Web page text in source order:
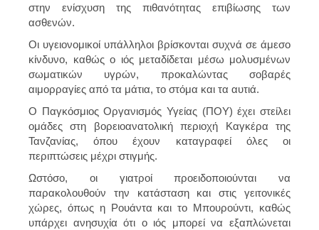
στην ενίσχυση της πιθανότητας επιβίωσης των
ασθενών.
Οι υγειονομικοί υπάλληλοι βρίσκονται συχνά σε άμεσο
κίνδυνο, καθώς ο ιός μεταδίδεται μέσω μολυσμένων
σωματικών υγρών, προκαλώντας σοβαρές
αιμορραγίες από τα μάτια, το στόμα και τα αυτιά.
Ο Παγκόσμιος Οργανισμός Υγείας (ΠΟΥ) έχει στείλει
ομάδες στη βορειοανατολική περιοχή Καγκέρα της
Τανζανίας, όπου έχουν καταγραφεί όλες οι
περιπτώσεις μέχρι στιγμής.
Ωστόσο, οι γιατροί προειδοποιούνται να
παρακολουθούν την κατάσταση και στις γειτονικές
χώρες, όπως η Ρουάντα και το Μπουρούντι, καθώς
υπάρχει ανησυχία ότι ο ιός μπορεί να εξαπλώνεται